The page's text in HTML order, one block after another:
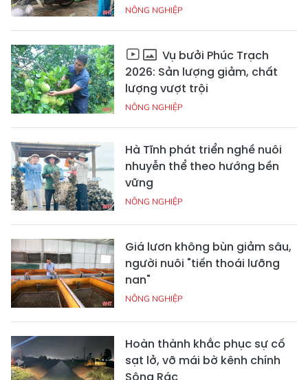
NÔNG NGHIỆP
Vụ bưởi Phúc Trạch
2026: Sản lượng giảm, chất
lượng vượt trội
NÔNG NGHIỆP
Hà Tĩnh phát triển nghề nuôi
nhuyễn thể theo hướng bền
vững
NÔNG NGHIỆP
Giá lươn không bùn giảm sâu,
người nuôi "tiến thoái lưỡng
nan"
NÔNG NGHIỆP
Hoàn thành khắc phục sự cố
sạt lở, vỡ mái bờ kênh chính
Sông Rác